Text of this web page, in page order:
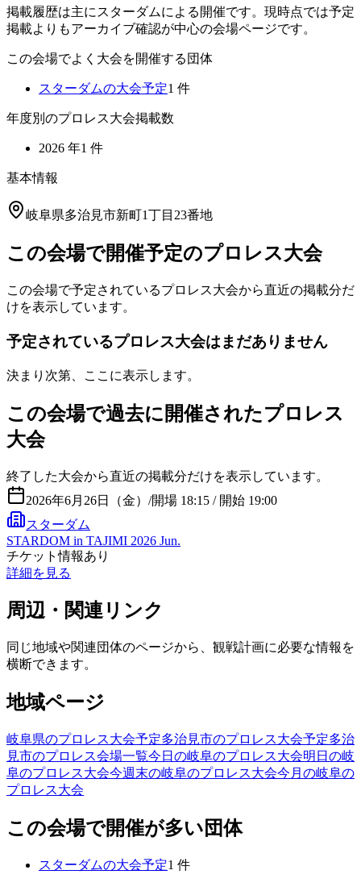
掲載履歴は主にスターダムによる開催です。現時点では予定
掲載よりもアーカイブ確認が中心の会場ページです。
この会場でよく大会を開催する団体
スターダムの大会予定1 件
年度別のプロレス大会掲載数
2026 年1 件
基本情報
岐阜県多治見市新町1丁目23番地
この会場で開催予定のプロレス大会
この会場で予定されているプロレス大会から直近の掲載分だ
けを表示しています。
予定されているプロレス大会はまだありません
決まり次第、ここに表示します。
この会場で過去に開催されたプロレス
大会
終了した大会から直近の掲載分だけを表示しています。
2026年6月26日（金） /開場 18:15 / 開始 19:00
スターダム
STARDOM in TAJIMI 2026 Jun.
チケット情報あり
詳細を見る
周辺・関連リンク
同じ地域や関連団体のページから、観戦計画に必要な情報を
横断できます。
地域ページ
岐阜県のプロレス大会予定多治見市のプロレス大会予定多治
見市のプロレス会場一覧今日の岐阜のプロレス大会明日の岐
阜のプロレス大会今週末の岐阜のプロレス大会今月の岐阜の
プロレス大会
この会場で開催が多い団体
スターダムの大会予定1 件